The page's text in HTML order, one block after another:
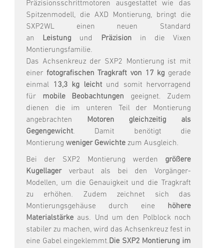
Präzisionsschrittmotoren ausgestattet wie das
Spitzenmodell, die AXD Montierung, bringt die
SXP2WL einen neuen Standard
an Leistung und Präzision in die Vixen
Montierungsfamilie.
Das Achsenkreuz der SXP2 Montierung ist mit
einer fotografischen Tragkraft von 17 kg gerade
einmal
13,3 kg leicht und somit hervorragend
für mobile Beobachtungen geeignet. Zudem
dienen die im unteren Teil der Montierung
angebrachten Motoren gleichzeitig als
Gegengewicht. Damit benötigt die
Montierung weniger Gewichte zum Ausgleich.
Bei der SXP2 Montierung werden größere
Kugellagerverbaut als bei den Vorgänger-
Modellen, um die Genauigkeit und die Tragkraft
zu erhöhen. Zudem zeichnet sich das
Montierungsgehäuse durch eine höhere
Materialstärke aus. Und um den Polblock noch
stabiler zu machen, wird das Achsenkreuz fest in
eine Gabel eingeklemmt.Die SXP2 Montierung im